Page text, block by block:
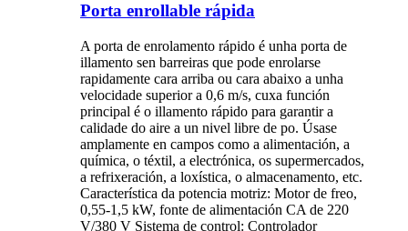
Porta enrollable rápida
A porta de enrolamento rápido é unha porta de
illamento sen barreiras que pode enrolarse
rapidamente cara arriba ou cara abaixo a unha
velocidade superior a 0,6 m/s, cuxa función
principal é o illamento rápido para garantir a
calidade do aire a un nivel libre de po. Úsase
amplamente en campos como a alimentación, a
química, o téxtil, a electrónica, os supermercados,
a refrixeración, a loxística, o almacenamento, etc.
Característica da potencia motriz: Motor de freo,
0,55-1,5 kW, fonte de alimentación CA de 220
V/380 V Sistema de control: Controlador